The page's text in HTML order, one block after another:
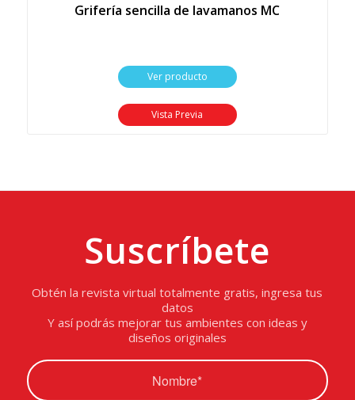
Grifería sencilla de lavamanos MC
Ver producto
Vista Previa
Suscríbete
Obtén la revista virtual totalmente gratis, ingresa tus
datos
Y así podrás mejorar tus ambientes con ideas y
diseños originales